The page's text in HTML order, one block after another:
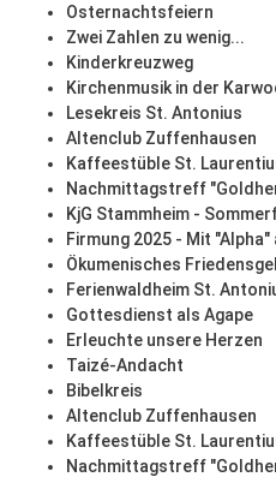
Osternachtsfeiern
Zwei Zahlen zu wenig...
Kinderkreuzweg
Kirchenmusik in der
Lesekreis St. Antonius
Altenclub Zuffenhausen
Kaffeestüble St.
Nachmittagstreff
KjG Stammheim -
Firmung 2025 - Mit
Ökumenisches
Ferienwaldheim St.
Gottesdienst als Agape
Erleuchte unsere Herzen
Taizé-Andacht
Bibelkreis
Altenclub Zuffenhausen
Kaffeestüble St.
Nachmittagstreff